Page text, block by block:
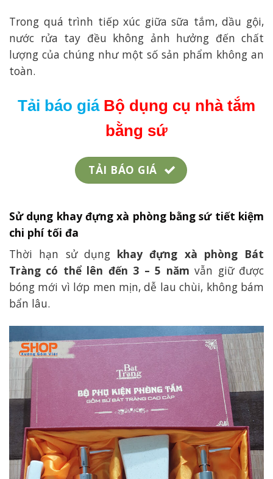
Trong quá trình tiếp xúc giữa sữa tắm, dầu gội,
nước rửa tay đều không ảnh hưởng đến chất
lượng của chúng như một số sản phẩm không an
toàn.
Tải báo giá Bộ dụng cụ nhà tắm
bằng sứ
TẢI BÁO GIÁ
Sử dụng khay đựng xà phòng bằng sứ tiết kiệm
chi phí tối đa
Thời hạn sử dụng khay đựng xà phòng Bát
Tràng có thể lên đến 3 – 5 năm vẫn giữ được
bóng mới vì lớp men mịn, dễ lau chùi, không bám
bẩn lâu.